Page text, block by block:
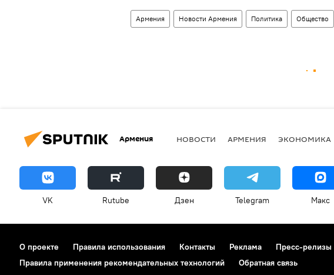
Армения Новости Армения Политика Общество
Армения НОВОСТИ АРМЕНИЯ ЭКОНОМИКА
VK Rutube Дзен Telegram Макс
О проекте Правила использования Контакты Реклама Пресс-релизы
Правила применения рекомендательных технологий
Обратная связь